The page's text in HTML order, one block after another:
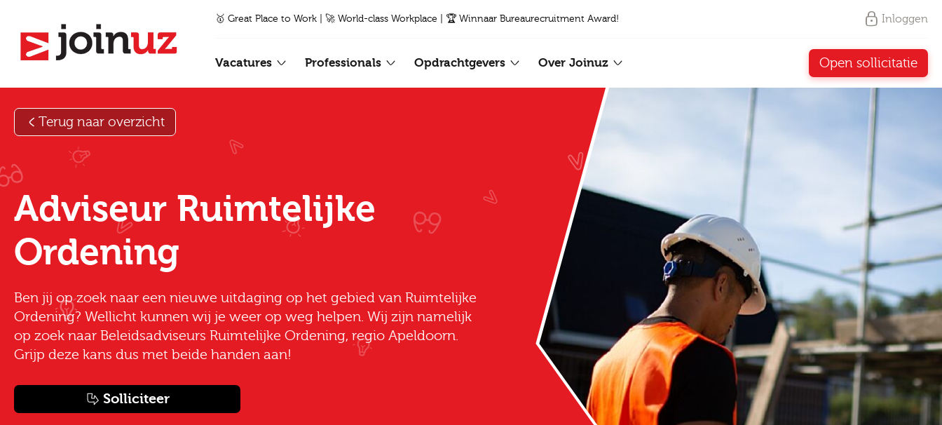
🥇 Great Place to Work | 🚀 World-class Workplace | 🏆 Winnaar Bureaurecruitment Award! Inloggen
Vacatures Professionals Opdrachtgevers Over Joinuz Open sollicitatie
Terug naar overzicht
Adviseur Ruimtelijke
Ordening
Ben jij op zoek naar een nieuwe uitdaging op het gebied van Ruimtelijke
Ordening? Wellicht kunnen wij je weer op weg helpen. Wij zijn namelijk
op zoek naar Beleidsadviseurs Ruimtelijke Ordening, regio Apeldoorn.
Grijp deze kans dus met beide handen aan!
Solliciteer